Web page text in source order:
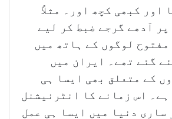
اور کبھی کچھ اور۔ مثلاً
پر آدھے گرجے ضبط کر لیے
لوگوں کے ہاتھ میں
گئے تھے۔ ایران میں
کے متعلق بھی ایسا ہی
اس زمانے کا انٹرنیشنل
ساری دنیا میں ایسا ہی عمل